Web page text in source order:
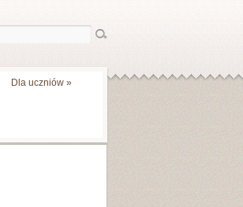
Dla uczniów »